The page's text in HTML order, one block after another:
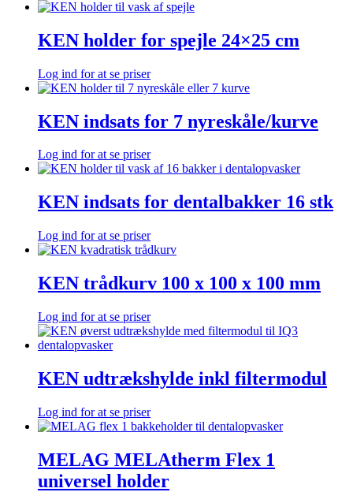
KEN holder for spejle 24×25 cm
Log ind for at se priser
KEN indsats for 7 nyreskåle/kurve
Log ind for at se priser
KEN indsats for dentalbakker 16 stk
Log ind for at se priser
KEN trådkurv 100 x 100 x 100 mm
Log ind for at se priser
KEN udtrækshylde inkl filtermodul
Log ind for at se priser
MELAG MELAtherm Flex 1
universel holder